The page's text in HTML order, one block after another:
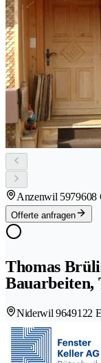
Anzenwil 5979608
Offerte anfragen
Thomas
Bauarbeiten,
Niderwil 9649122